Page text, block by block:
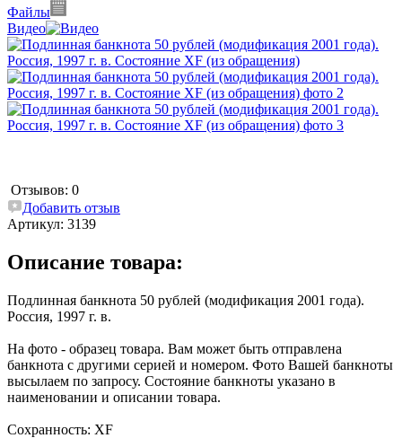
Файлы
Видео
Отзывов: 0
Добавить отзыв
Артикул: 3139
Описание товара:
Подлинная банкнота 50 рублей (модификация 2001 года).
Россия, 1997 г. в.
На фото - образец товара. Вам может быть отправлена
банкнота с другими серией и номером. Фото Вашей банкноты
высылаем по запросу. Состояние банкноты указано в
наименовании и описании товара.
Сохранность: XF